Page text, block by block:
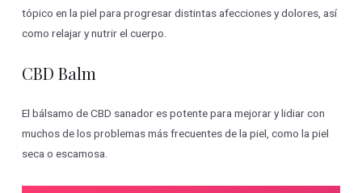
tópico en la piel para progresar distintas afecciones y dolores, así
como relajar y nutrir el cuerpo.
CBD Balm
El bálsamo de CBD sanador es potente para mejorar y lidiar con
muchos de los problemas más frecuentes de la piel, como la piel
seca o escamosa.